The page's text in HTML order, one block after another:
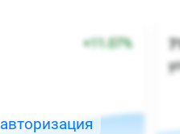
авторизация